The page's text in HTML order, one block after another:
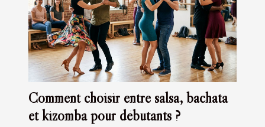
Comment choisir entre salsa, bachata
et kizomba pour débutants ?